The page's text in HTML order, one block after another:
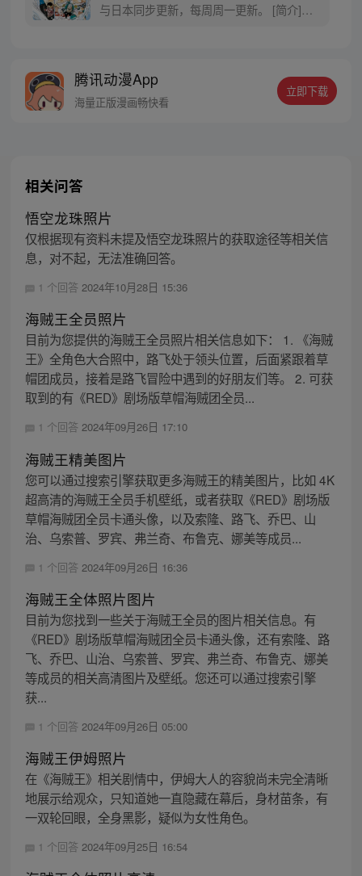
与日本同步更新，每周周一更新。 [简介]有
十年后，路飞为实现与因救他而断臂的杰克
斯的约定而出海，开始了以成为海盗王为目
腾讯动漫App
海量正版漫画畅快看
立即下载
相关问答
悟空龙珠照片
仅根据现有资料未提及悟空龙珠照片的获取途径等相关信
息，对不起，无法准确回答。
1 个回答 2024年10月28日 15:36
海贼王全员照片
目前为您提供的海贼王全员照片相关信息如下： 1. 《海贼
王》全角色大合照中，路飞处于领头位置，后面紧跟着草
帽团成员，接着是路飞冒险中遇到的好朋友们等。 2. 可获
取到的有《RED》剧场版草帽海贼团全员...
1 个回答 2024年09月26日 17:10
海贼王精美图片
您可以通过搜索引擎获取更多海贼王的精美图片，比如 4K
超高清的海贼王全员手机壁纸，或者获取《RED》剧场版
草帽海贼团全员卡通头像，以及索隆、路飞、乔巴、山
治、乌索普、罗宾、弗兰奇、布鲁克、娜美等成员...
1 个回答 2024年09月26日 16:36
海贼王全体照片图片
目前为您找到一些关于海贼王全员的图片相关信息。有
《RED》剧场版草帽海贼团全员卡通头像，还有索隆、路
飞、乔巴、山治、乌索普、罗宾、弗兰奇、布鲁克、娜美
等成员的相关高清图片及壁纸。您还可以通过搜索引擎
获...
1 个回答 2024年09月26日 05:00
海贼王伊姆照片
在《海贼王》相关剧情中，伊姆大人的容貌尚未完全清晰
地展示给观众，只知道她一直隐藏在幕后，身材苗条，有
一双轮回眼，全身黑影，疑似为女性角色。
1 个回答 2024年09月25日 16:54